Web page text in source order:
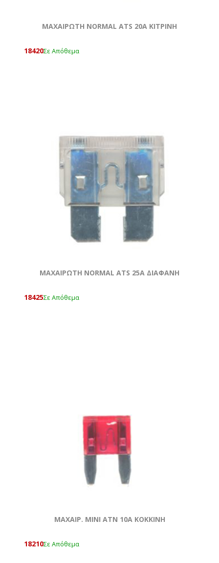
ΜΑΧΑΙΡΩΤΗ NORMAL ATS 20A ΚΙΤΡΙΝΗ
18420Σε Απόθεμα
ΜΑΧΑΙΡΩΤΗ NORMAL ATS 25A ΔΙΑΦΑΝΗ
18425Σε Απόθεμα
ΜΑΧΑΙΡ. ΜΙΝΙ ATN 10Α ΚΟΚΚΙΝΗ
18210Σε Απόθεμα